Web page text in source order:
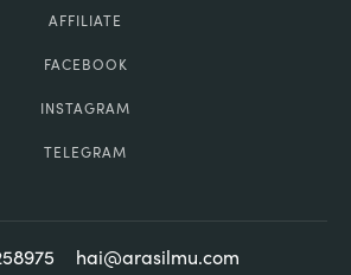
AFFILIATE
FACEBOOK
INSTAGRAM
TELEGRAM
hai@arasilmu.com